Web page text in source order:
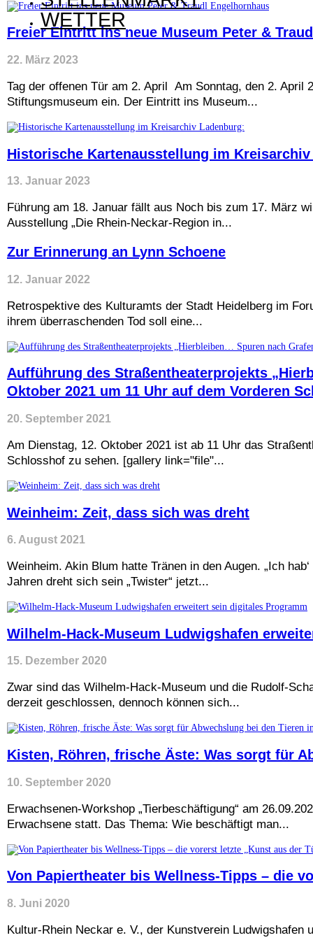
WETTER
Freier Eintritt ins neue Museum Peter &
22. März 2023
Tag der offenen Tür am 2. April Am Sonntag, den 2. April
Stiftungsmuseum ein. Der Eintritt ins Museum...
Historische Kartenausstellung im Kreisarchiv
13. Januar 2023
Führung am 18. Januar fällt aus Noch bis zum 17. März
Ausstellung „Die Rhein-Neckar-Region in...
Zur Erinnerung an Lynn Schoene
12. Januar 2022
Retrospektive des Kulturamts der Stadt Heidelberg im
ihrem überraschenden Tod soll eine...
Aufführung des Straßentheaterprojekts
Oktober 2021 um 11 Uhr auf dem Vorderen
20. September 2021
Am Dienstag, 12. Oktober 2021 ist ab 11 Uhr das
Schlosshof zu sehen. [gallery link="file"...
Weinheim: Zeit, dass sich was dreht
6. August 2021
Weinheim. Akin Blum hatte Tränen in den Augen. „Ich
Jahren dreht sich sein „Twister“ jetzt...
Wilhelm-Hack-Museum Ludwigshafen
15. Dezember 2020
Zwar sind das Wilhelm-Hack-Museum und die Rudolf-
derzeit geschlossen, dennoch können sich...
Kisten, Röhren, frische Äste: Was sorgt für
10. September 2020
Erwachsenen-Workshop „Tierbeschäftigung“ am
Erwachsene statt. Das Thema: Wie beschäftigt man...
Von Papiertheater bis Wellness-Tipps – die
8. Juni 2020
Kultur-Rhein Neckar e. V., der Kunstverein